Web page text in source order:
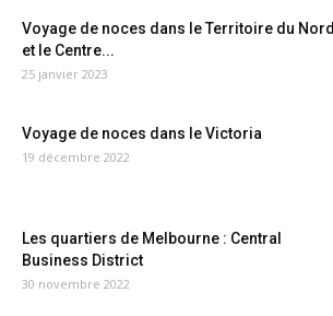
Voyage de noces dans le Territoire du Nord
et le Centre...
25 janvier 2023
Voyage de noces dans le Victoria
19 décembre 2022
Les quartiers de Melbourne : Central
Business District
30 novembre 2022